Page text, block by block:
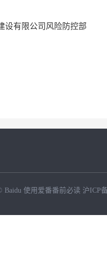
设有限公司风险防控部
Baidu 使用爱番番前必读 沪ICP